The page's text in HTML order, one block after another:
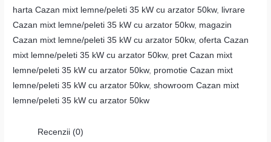
harta Cazan mixt lemne/peleti 35 kW cu arzator 50kw,
livrare
Cazan mixt lemne/peleti 35 kW cu arzator 50kw, magazin
Cazan mixt lemne/peleti 35 kW cu arzator 50kw,oferta Cazan
mixt lemne/peleti 35 kW cu arzator 50kw, pret Cazan mixt
lemne/peleti 35 kW cu arzator 50kw, promotie Cazan mixt
lemne/peleti 35 kW cu arzator 50kw,showroom Cazan mixt
lemne/peleti 35 kW cu arzator 50kw
Recenzii (0)